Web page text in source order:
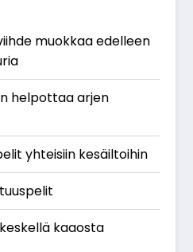
muokkaa edelleen
helpottaa arjen
yhteisiin kesäiltoihin
kaaosta